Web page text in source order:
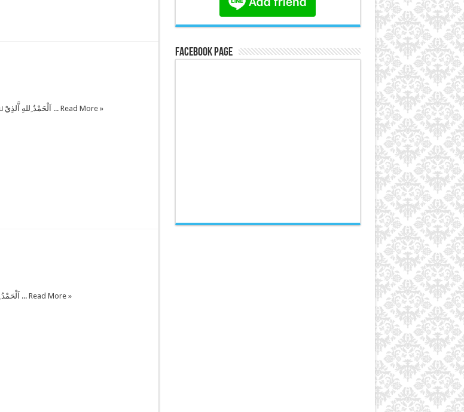
ส่วนหนึ่งจากเหตุการณ์ในเดือนรอยับ اَلْحَمْدُ ِللهِ اَّلذِيْ ... Read More »
อย่าหลงอุบาย اَلْحَمْدُ ِللهِ نَحْمَدُهُ وَنَسْتَعِيْنُهُ و ... Read More »
Facebook Page